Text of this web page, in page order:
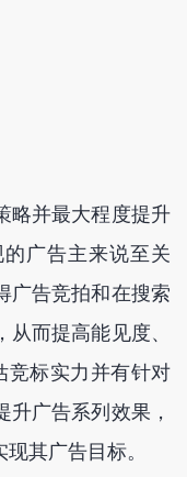
略并最大程度提升
广告主来说至关
广告竞拍和在搜索
而提高能见度、
竞标实力并有针对
广告系列效果，
其广告目标。